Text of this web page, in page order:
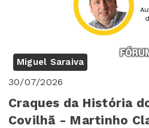
Miguel Saraiva
30/07/2026
Craques da História
Covilhã - Martinho